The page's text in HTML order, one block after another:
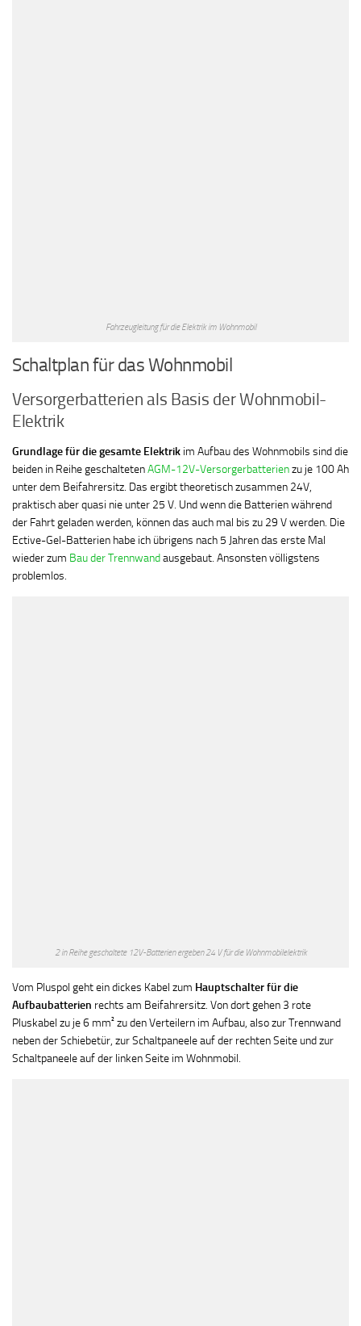
Fahrzeugleitung für die Elektrik im Wohnmobil
Schaltplan für das Wohnmobil
Versorgerbatterien als Basis der Wohnmobil-
Elektrik
Grundlage für die gesamte Elektrik im Aufbau des Wohnmobils sind die
beiden in Reihe geschaltetenAGM-12V-Versorgerbatterienzu je 100 Ah
unter dem Beifahrersitz. Das ergibt theoretisch zusammen 24V,
praktisch aber quasi nie unter 25 V. Und wenn die Batterien während
der Fahrt geladen werden, können das auch mal bis zu 29 V werden. Die
Ective-Gel-Batterien habe ich übrigens nach 5 Jahren das erste Mal
wieder zum Bau der Trennwandausgebaut. Ansonsten völligstens
problemlos.
2 in Reihe geschaltete 12V-Batterien ergeben 24 V für die Wohnmobilelektrik
Vom Pluspol geht ein dickes Kabel zum Hauptschalter für die
Aufbaubatterien rechts am Beifahrersitz. Von dort gehen 3 rote
Pluskabel zu je 6 mm² zu den Verteilern im Aufbau, also zur Trennwand
neben der Schiebetür, zur Schaltpaneele auf der rechten Seite und zur
Schaltpaneele auf der linken Seite im Wohnmobil.